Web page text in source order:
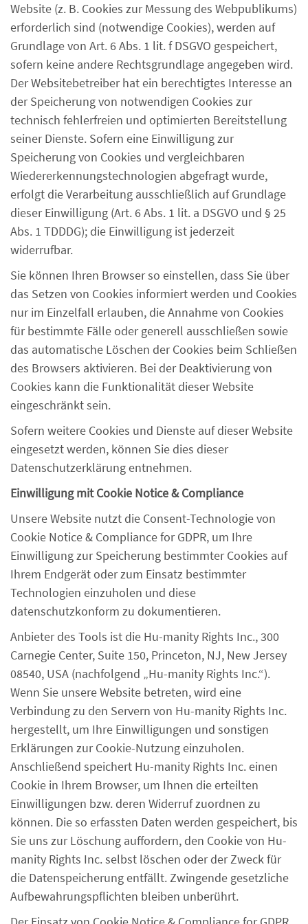
Website (z. B. Cookies zur Messung des Webpublikums)
erforderlich sind (notwendige Cookies), werden auf
Grundlage von Art. 6 Abs. 1 lit. f DSGVO gespeichert,
sofern keine andere Rechtsgrundlage angegeben wird.
Der Websitebetreiber hat ein berechtigtes Interesse an
der Speicherung von notwendigen Cookies zur
technisch fehlerfreien und optimierten Bereitstellung
seiner Dienste. Sofern eine Einwilligung zur
Speicherung von Cookies und vergleichbaren
Wiedererkennungstechnologien abgefragt wurde,
erfolgt die Verarbeitung ausschließlich auf Grundlage
dieser Einwilligung (Art. 6 Abs. 1 lit. a DSGVO und § 25
Abs. 1 TDDDG); die Einwilligung ist jederzeit
widerrufbar.
Sie können Ihren Browser so einstellen, dass Sie über
das Setzen von Cookies informiert werden und Cookies
nur im Einzelfall erlauben, die Annahme von Cookies
für bestimmte Fälle oder generell ausschließen sowie
das automatische Löschen der Cookies beim Schließen
des Browsers aktivieren. Bei der Deaktivierung von
Cookies kann die Funktionalität dieser Website
eingeschränkt sein.
Sofern weitere Cookies und Dienste auf dieser Website
eingesetzt werden, können Sie dies dieser
Datenschutzerklärung entnehmen.
Einwilligung mit Cookie Notice & Compliance
Unsere Website nutzt die Consent-Technologie von
Cookie Notice & Compliance for GDPR, um Ihre
Einwilligung zur Speicherung bestimmter Cookies auf
Ihrem Endgerät oder zum Einsatz bestimmter
Technologien einzuholen und diese
datenschutzkonform zu dokumentieren.
Anbieter des Tools ist die Hu-manity Rights Inc., 300
Carnegie Center, Suite 150, Princeton, NJ, New Jersey
08540, USA (nachfolgend „Hu-manity Rights Inc.“).
Wenn Sie unsere Website betreten, wird eine
Verbindung zu den Servern von Hu-manity Rights Inc.
hergestellt, um Ihre Einwilligungen und sonstigen
Erklärungen zur Cookie-Nutzung einzuholen.
Anschließend speichert Hu-manity Rights Inc. einen
Cookie in Ihrem Browser, um Ihnen die erteilten
Einwilligungen bzw. deren Widerruf zuordnen zu
können. Die so erfassten Daten werden gespeichert, bis
Sie uns zur Löschung auffordern, den Cookie von Hu-
manity Rights Inc. selbst löschen oder der Zweck für
die Datenspeicherung entfällt. Zwingende gesetzliche
Aufbewahrungspflichten bleiben unberührt.